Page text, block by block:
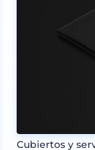
Cubiertos y